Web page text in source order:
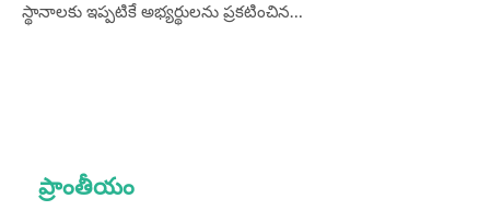
స్థానాలకు ఇప్పటికే అభ్యర్థులను ప్రకటించిన…
ప్రాంతీయం